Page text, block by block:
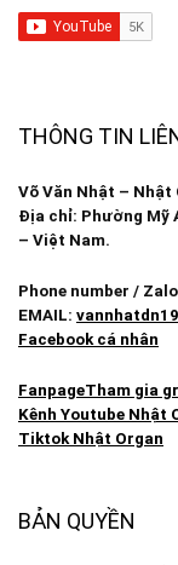
THÔNG TIN
Võ Văn Nhật – Nhật
Địa chỉ: Phường Mỹ
– Việt Nam.
Phone number /
EMAIL:
Facebook cá nhân
FanpageTham gia
Kênh Youtube Nhật
Tiktok Nhật Organ
BẢN QUYỀN